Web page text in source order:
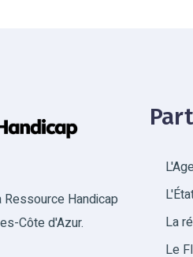
Handicap
Côte d'Azur.
La
Le